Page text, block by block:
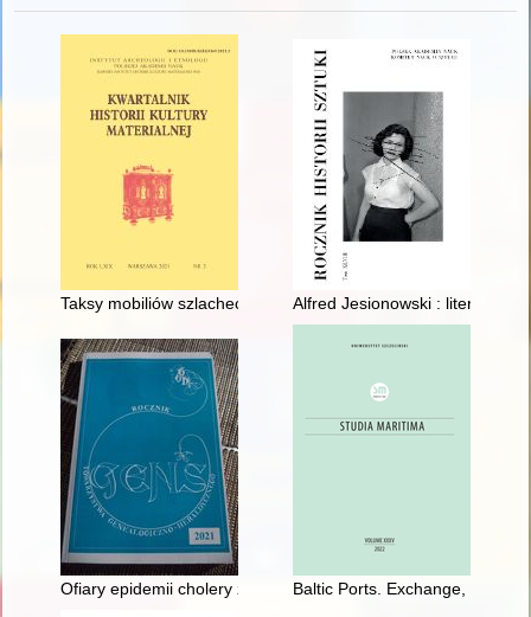
Taksy mobiliów szlacheckich z krakowskich ksiąg grodzkich z
Alfred Jesionowski : literat i
Ofiary epidemii cholery z lat 1852 i 1866 na terenie parafii pw.
Baltic Ports. Exchange,